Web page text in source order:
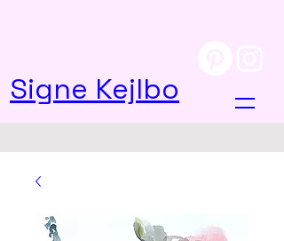
Signe Kejlbo